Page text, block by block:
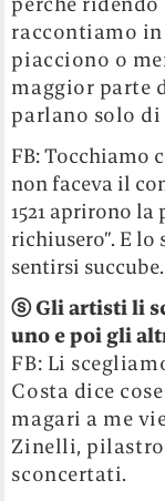
raccontiamo
piacciono o
maggior parte
parlano solo di
FB: Tocchiamo
non faceva il
1521 aprirono la
richiusero”. E
sentirsi
ⓢGli artisti li
uno e poi gli
FB: Li
Costa dice
magari a me
Zinelli,
sconcertati.